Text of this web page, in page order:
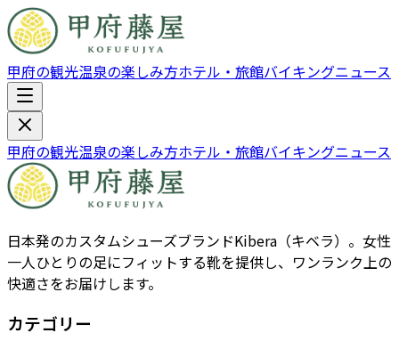
甲府の観光温泉の楽しみ方ホテル・旅館バイキングニュース
甲府の観光温泉の楽しみ方ホテル・旅館バイキングニュース
日本発のカスタムシューズブランドKibera（キベラ）。女性
一人ひとりの足にフィットする靴を提供し、ワンランク上の
快適さをお届けします。
カテゴリー